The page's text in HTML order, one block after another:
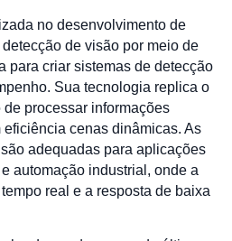
no desenvolvimento de
de visão por meio de
para criar sistemas de detecção
Sua tecnologia replica o
processar informações
cenas dinâmicas. As
adequadas para aplicações
automação industrial, onde a
real e a resposta de baixa